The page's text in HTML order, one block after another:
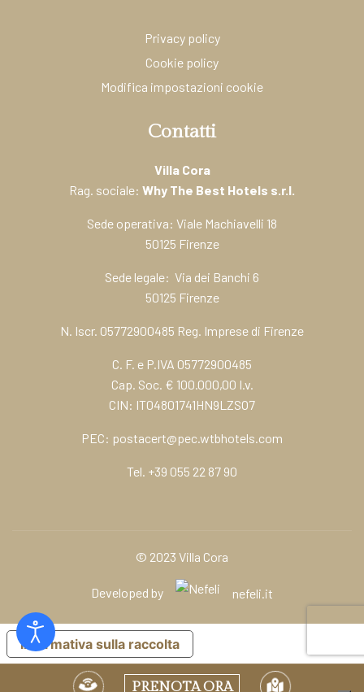
Privacy policy
Cookie policy
Modifica impostazioni cookie
Contatti
Villa Cora
Rag. sociale: Why The Best Hotels s.r.l.
Sede operativa: Viale Machiavelli 18
50125 Firenze
Sede legale: Via dei Banchi 6
50125 Firenze
N. Iscr. 05772900485 Reg. Imprese di Firenze
C. F. e P.IVA 05772900485
Cap. Soc. € 100.000,00 I.v.
CIN: IT04801741HN9LZSO7
PEC: postacert@pec.wtbhotels.com
Tel. +39 055 22 87 90
© 2023 Villa Cora
Developed by nefeli.it
PRENOTA ORA
Informativa sulla raccolta